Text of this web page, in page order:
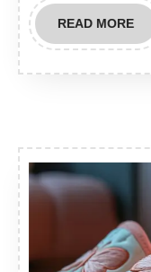
READ MORE